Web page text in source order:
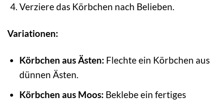
Verziere das Körbchen nach Belieben.
Variationen:
Körbchen aus Ästen: Flechte ein Körbchen aus
dünnen Ästen.
Körbchen aus Moos: Beklebe ein fertiges